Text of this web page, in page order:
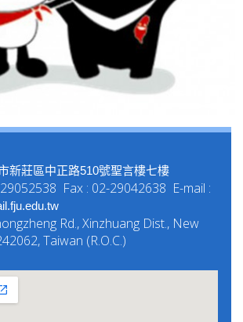
新莊區中正路510號聖言樓七樓
Fax : 02-29042638 E-mail :
Rd., Xinzhuang Dist., New
Taiwan (R.O.C.)